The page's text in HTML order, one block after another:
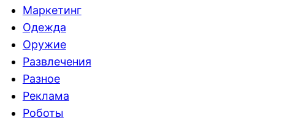
Маркетинг
Одежда
Оружие
Развлечения
Разное
Реклама
Роботы